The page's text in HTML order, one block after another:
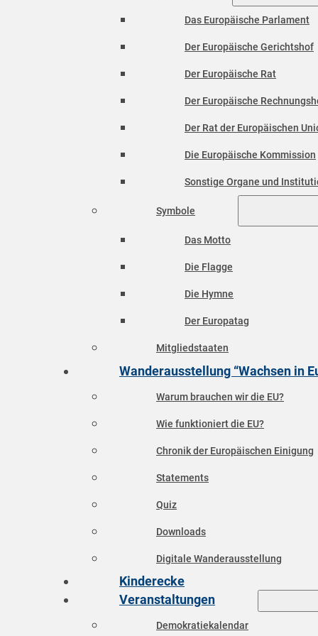
Das Europäische Parlament
Der Europäische Gerichtshof
Der Europäische Rat
Der Europäische
Der Rat der Europäischen
Die Europäische Kommission
Sonstige Organe und
Symbole
Das Motto
Die Flagge
Die Hymne
Der Europatag
Mitgliedstaaten
Wanderausstellung “Wachsen in
Warum brauchen wir die EU?
Wie funktioniert die EU?
Chronik der Europäischen Einigung
Statements
Quiz
Downloads
Digitale Wanderausstellung
Kinderecke
Veranstaltungen
Demokratiekalendar